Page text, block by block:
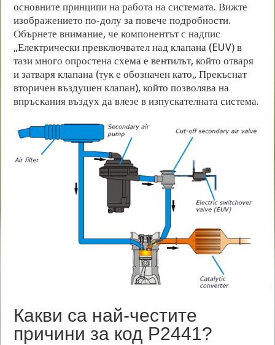
основните принципи на работа на системата. Вижте
изображението по-долу за повече подробности.
Обърнете внимание, че компонентът с надпис
„Електрически превключвател над клапана (EUV) в
тази много опростена схема е вентилът, който отваря
и затваря клапана (тук е обозначен като„ Прекъснат
вторичен въздушен клапан), който позволява на
впръскания въздух да влезе в изпускателната система.
Какви са най-честите
причини за код P2441?